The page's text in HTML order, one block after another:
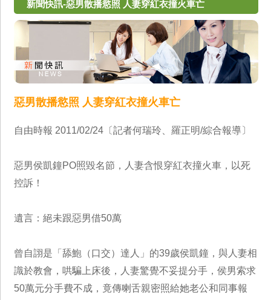
新聞快訊-惡男散播慾照 人妻穿紅衣撞火車亡
惡男散播慾照 人妻穿紅衣撞火車亡
自由時報 2011/02/24〔記者何瑞玲、羅正明/綜合報導〕
惡男侯凱鐘PO照毀名節，人妻含恨穿紅衣撞火車，以死
控訴！
遺言：絕未跟惡男借50萬
曾自詡是「舔鮑（口交）達人」的39歲侯凱鐘，與人妻相
識於教會，哄騙上床後，人妻驚覺不妥提分手，侯男索求
50萬元分手費不成，竟傳喇舌親密照給她老公和同事報